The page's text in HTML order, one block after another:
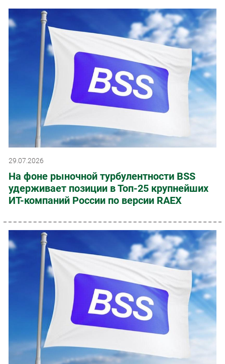
29.07.2026
На фоне рыночной турбулентности BSS
удерживает позиции в Топ-25 крупнейших
ИТ-компаний России по версии RAEX